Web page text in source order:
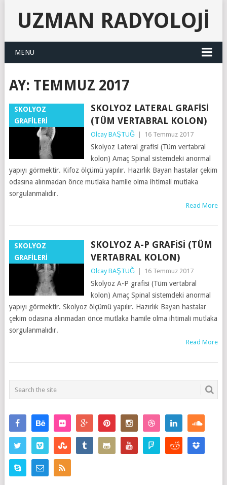
UZMAN RADYOLOJI
MENU
AY: TEMMUZ 2017
SKOLYOZ
GRAFİLERİ
SKOLYOZ LATERAL GRAFISI
(TÜM VERTABRAL KOLON)
Olcay BAŞTUĞ 16 Temmuz 2017
Skolyoz Lateral grafisi (Tüm vertabral
kolon) Amaç Spinal sistemdeki anormal
yapıyı görmektir. Kifoz ölçümü yapılır. Hazırlık Bayan hastalar çekim
odasına alınmadan önce mutlaka hamile olma ihtimali mutlaka
sorgulanmalıdır.
Read More
SKOLYOZ
GRAFİLERİ
SKOLYOZ A-P GRAFISI (TÜM
VERTABRAL KOLON)
Olcay BAŞTUĞ 16 Temmuz 2017
Skolyoz A-P grafisi (Tüm vertabral
kolon) Amaç Spinal sistemdeki anormal
yapıyı görmektir. Skolyoz ölçümü yapılır. Hazırlık Bayan hastalar
çekim odasına alınmadan önce mutlaka hamile olma ihtimali mutlaka
sorgulanmalıdır.
Read More